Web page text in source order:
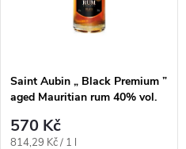
p
r
s
p
Saint Aubin „ Black Premium ”
aged Mauritian rum 40% vol.
570 Kč
Měrná
814,29 Kč / 1 l